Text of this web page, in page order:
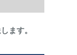
ます。